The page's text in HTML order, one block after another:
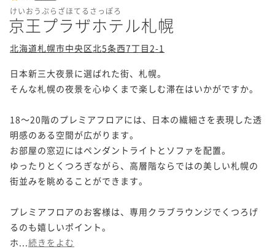
けいおうぷらざほてるさっぽろ
京王プラザホテル札幌
北海道札幌市中央区北5条西7丁目2-1
日本新三大夜景に選ばれた街、札幌。
そんな札幌の夜景を心ゆくまで楽しむ滞在はいかがですか。
18～20階のプレミアフロアには、日本の繊細さを表現した透
明感のある空間が広がります。
お部屋の窓辺にはペンダントライトとソファを配置。
ゆったりとくつろぎながら、高層階ならではの美しい札幌の
街並みを眺めることができます。
プレミアフロアのお客様は、専用クラブラウンジでくつろげ
るのも嬉しいポイント。
ホ... 続きをよむ